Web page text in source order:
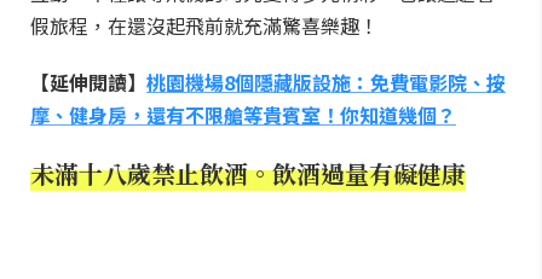
假旅程，在還沒起飛前就充滿驚喜樂趣！
【延伸閱讀】 桃園機場8個隱藏版設施：免費電影院、按
摩、健身房，還有不限艙等貴賓室！你知道幾個？
未滿十八歲禁止飲酒。飲酒過量有礙健康